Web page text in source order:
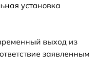
установка
выход из
заявленным